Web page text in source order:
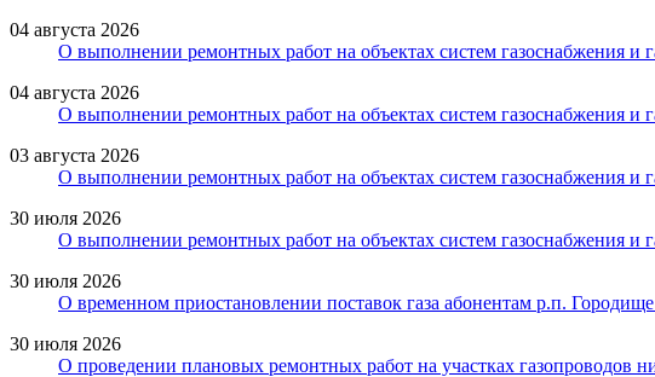
04 августа 2026
О выполнении ремонтных работ на объектах систем газоснабжения и
04 августа 2026
О выполнении ремонтных работ на объектах систем газоснабжения и
03 августа 2026
О выполнении ремонтных работ на объектах систем газоснабжения и
30 июля 2026
О выполнении ремонтных работ на объектах систем газоснабжения и
30 июля 2026
О временном приостановлении поставок газа абонентам р.п.
30 июля 2026
О проведении плановых ремонтных работ на участках газопроводов